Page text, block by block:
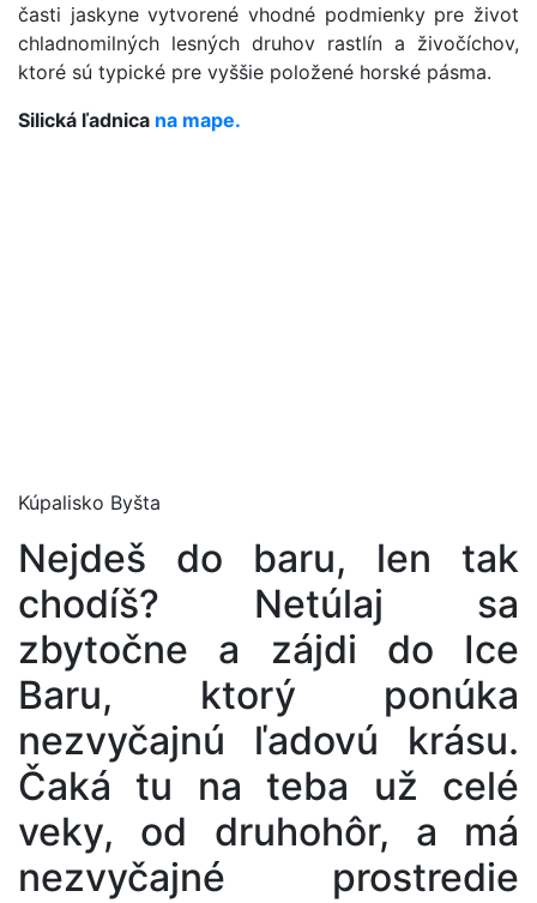
časti jaskyne vytvorené vhodné podmienky pre život
chladnomilných lesných druhov rastlín a živočíchov,
ktoré sú typické pre vyššie položené horské pásma.
Silická ľadnica na mape.
Kúpalisko Byšta
Nejdeš do baru, len tak
chodíš? Netúlaj sa
zbytočne a zájdi do Ice
Baru, ktorý ponúka
nezvyčajnú ľadovú krásu.
Čaká tu na teba už celé
veky, od druhohôr, a má
nezvyčajné prostredie